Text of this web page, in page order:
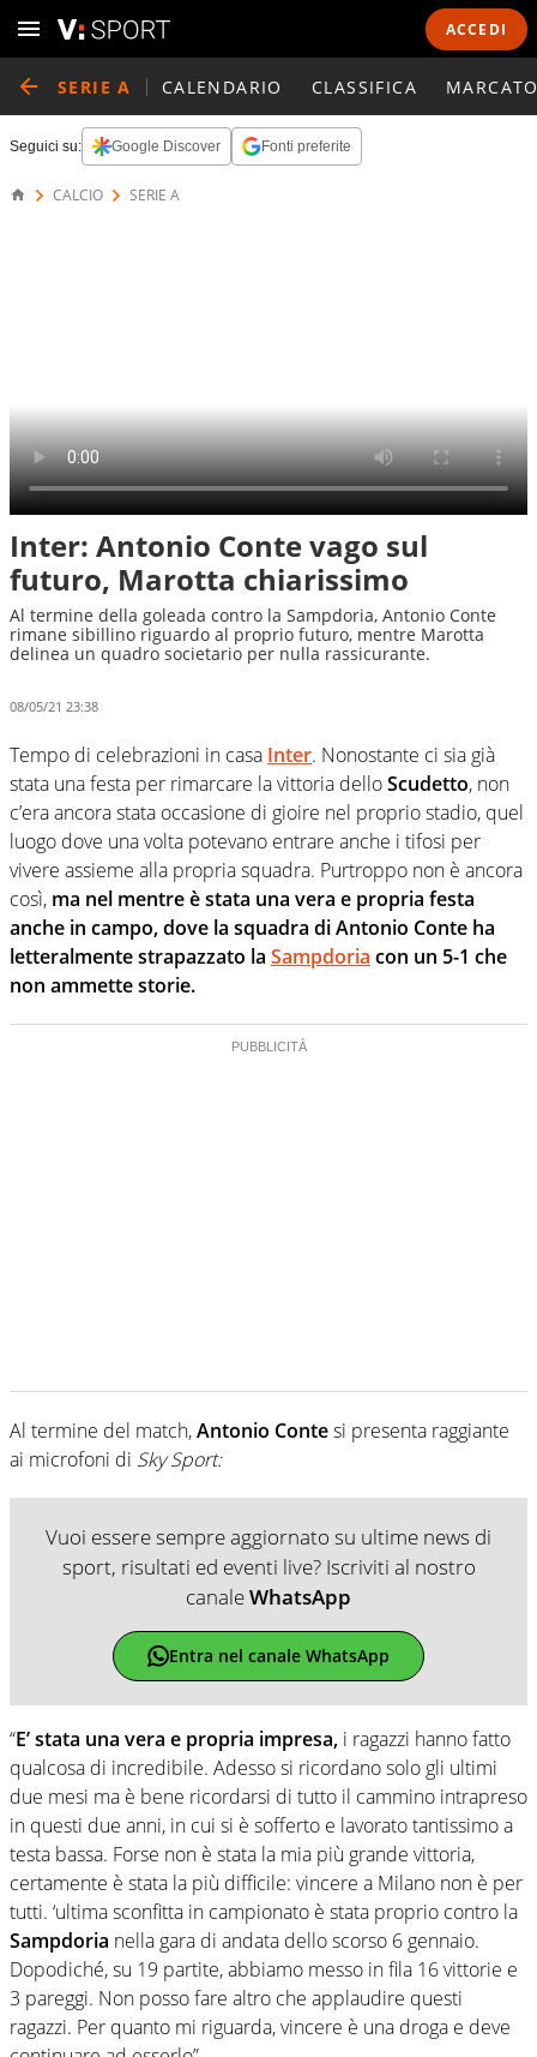
ACCEDI
SERIE A CALENDARIO CLASSIFICA
Seguici su: Google Discover Fonti preferite
CALCIO SERIE A
Inter: Antonio Conte vago sul
futuro, Marotta chiarissimo
Al termine della goleada contro la Sampdoria, Antonio Conte
rimane sibillino riguardo al proprio futuro, mentre Marotta
delinea un quadro societario per nulla rassicurante.
08/05/21 23:38
Tempo di celebrazioni in casa Inter. Nonostante ci sia già
stata una festa per rimarcare la vittoria delloScudetto, non
c’era ancora stata occasione di gioire nel proprio stadio, quel
luogo dove una volta potevano entrare anche i tifosi per
vivere assieme alla propria squadra. Purtroppo non è ancora
così, ma nel mentre è stata una vera e propria festa
anche in campo, dove la squadra di Antonio Conte ha
letteralmente strapazzato la Sampdoria con un 5-1 che
non ammette storie.
Al termine del match,Antonio Contesi presenta raggiante
ai microfoni di Sky Sport:
Vuoi essere sempre aggiornato su ultime news di
sport, risultati ed eventi live? Iscriviti al nostro
canaleWhatsApp
Entra nel canale WhatsApp
“E’ stata una vera e propria impresa, i ragazzi hanno fatto
qualcosa di incredibile. Adesso si ricordano solo gli ultimi
due mesi ma è bene ricordarsi di tutto il cammino intrapreso
in questi due anni, in cui si è sofferto e lavorato tantissimo a
testa bassa. Forse non è stata la mia più grande vittoria,
certamente è stata la più difficile: vincere a Milano non è per
tutti. ‘ultima sconfitta in campionato è stata proprio contro la
Sampdoria nella gara di andata dello scorso 6 gennaio.
Dopodiché, su 19 partite, abbiamo messo in fila 16 vittorie e
3 pareggi. Non posso fare altro che applaudire questi
ragazzi. Per quanto mi riguarda, vincere è una droga e deve